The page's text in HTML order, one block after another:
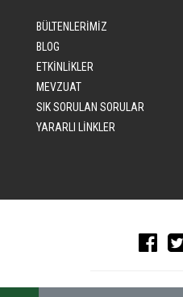
BÜLTENLERİMİZ
BLOG
ETKİNLİKLER
MEVZUAT
SIK SORULAN SORULAR
YARARLI LİNKLER